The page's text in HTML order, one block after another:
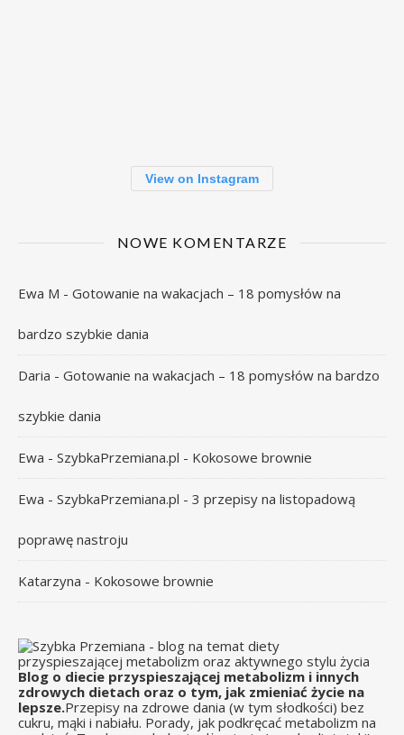
View on Instagram
NOWE KOMENTARZE
Ewa M - Gotowanie na wakacjach – 18 pomysłów na
bardzo szybkie dania
Daria - Gotowanie na wakacjach – 18 pomysłów na bardzo
szybkie dania
Ewa - SzybkaPrzemiana.pl - Kokosowe brownie
Ewa - SzybkaPrzemiana.pl - 3 przepisy na listopadową
poprawę nastroju
Katarzyna - Kokosowe brownie
Blog o diecie przyspieszającej metabolizm i innych
zdrowych dietach oraz o tym, jak zmieniać życie na
lepsze.Przepisy na zdrowe dania (w tym słodkości) bez
cukru, mąki i nabiału. Porady, jak podkręcać metabolizm na